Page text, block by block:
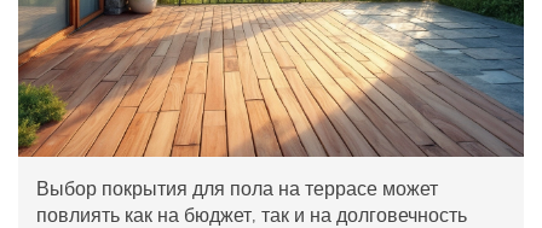
Выбор покрытия для пола на террасе может
повлиять как на бюджет, так и на долговечность